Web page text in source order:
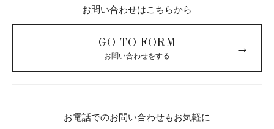
お問い合わせはこちらから
GO TO FORM
お問い合わせをする
→
お電話でのお問い合わせもお気軽に